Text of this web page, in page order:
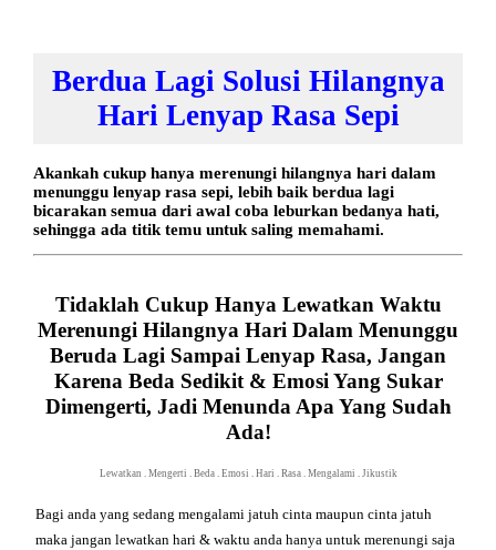
Berdua Lagi Solusi Hilangnya
Hari Lenyap Rasa Sepi
Akankah cukup hanya merenungi hilangnya hari dalam
menunggu lenyap rasa sepi, lebih baik berdua lagi
bicarakan semua dari awal coba leburkan bedanya hati,
sehingga ada titik temu untuk saling memahami.
Tidaklah Cukup Hanya Lewatkan Waktu
Merenungi Hilangnya Hari Dalam Menunggu
Beruda Lagi Sampai Lenyap Rasa, Jangan
Karena Beda Sedikit & Emosi Yang Sukar
Dimengerti, Jadi Menunda Apa Yang Sudah
Ada!
Lewatkan Mengerti Beda. Emosi Hari Rasa. Mengalami Jikustik
Bagi anda yang sedang mengalami jatuh cinta maupun cinta jatuh
maka jangan lewatkan hari & waktu anda hanya untuk merenungi saja